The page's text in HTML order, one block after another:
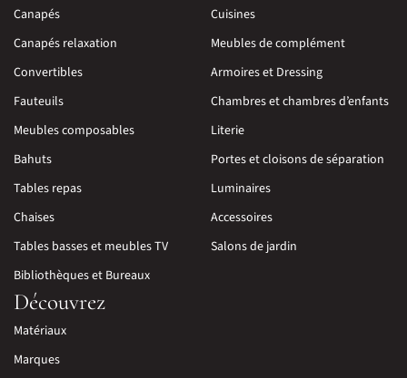
Canapés
Canapés relaxation
Convertibles
Fauteuils
Meubles composables
Bahuts
Tables repas
Chaises
Tables basses et meubles TV
Bibliothèques et Bureaux
Cuisines
Meubles de complément
Armoires et Dressing
Chambres et chambres d’enfants
Literie
Portes et cloisons de séparation
Luminaires
Accessoires
Salons de jardin
Découvrez
Matériaux
Marques